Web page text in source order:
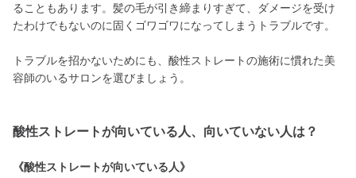
ることもあります。髪の毛が引き締まりすぎて、ダメージを受け
たわけでもないのに固くゴワゴワになってしまうトラブルです。
トラブルを招かないためにも、酸性ストレートの施術に慣れた美
容師のいるサロンを選びましょう。
酸性ストレートが向いている人、向いていない人は？
《酸性ストレートが向いている人》